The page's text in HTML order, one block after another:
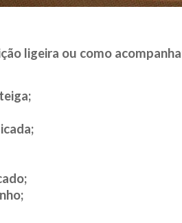
ligeira ou como